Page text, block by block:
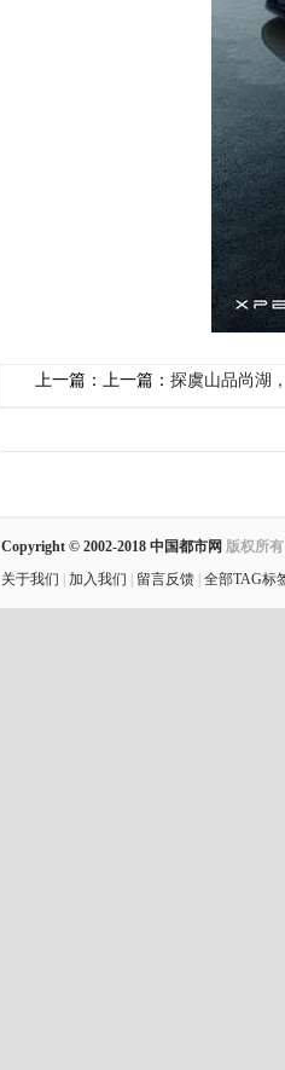
上一篇：上一篇： 探虞山品尚湖
Copyright © 2002-2018 中国都市网 版权所
关于我们
加入我们 留言反馈 全部TAG标